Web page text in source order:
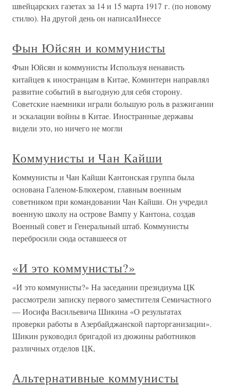
швейцарских газетах за 14 и 15 марта 1917 г. (по новому
стилю). На другой день он написалИнессе
Фын Юйсян и коммунисты
Фын Юйсян и коммунисты Используя ненависть
китайцев к иностранцам в Китае, Коминтерн направлял
развитие событий в выгодную для себя сторону.
Советские наемники играли большую роль в разжигании
и эскалации войны в Китае. Иностранные державы
видели это, но ничего не могли
Коммунисты и Чан Кайши
Коммунисты и Чан Кайши Кантонская группа была
основана Галеном-Блюхером, главным военным
советником при командовании Чан Кайши. Он учредил
военную школу на острове Вампу у Кантона, создав
Военный совет и Генеральный штаб. Коммунисты
перебросили сюда оставшееся от
«И это коммунисты?»
«И это коммунисты?» На заседании президиума ЦК
рассмотрели записку первого заместителя Семичастного
— Иосифа Васильевича Шикина «О результатах
проверки работы в Азербайджанской парторганизации».
Шикин руководил бригадой из дюжины работников
различных отделов ЦК,
Альтернативные коммунисты